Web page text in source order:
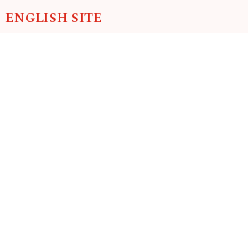
ENGLISH SITE